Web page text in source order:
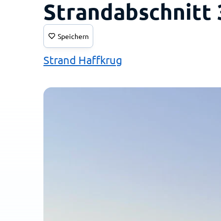
Strandabschnitt
Speichern
Strand Haffkrug